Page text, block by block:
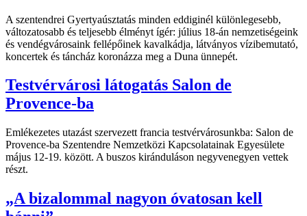
A szentendrei Gyertyaúsztatás minden eddiginél különlegesebb,
változatosabb és teljesebb élményt ígér: július 18-án nemzetiségeink
és vendégvárosaink fellépőinek kavalkádja, látványos vízibemutató,
koncertek és táncház koronázza meg a Duna ünnepét.
Testvérvárosi látogatás Salon de
Provence-ba
Emlékezetes utazást szervezett francia testvérvárosunkba: Salon de
Provence-ba Szentendre Nemzetközi Kapcsolatainak Egyesülete
május 12-19. között. A buszos kiránduláson negyvenegyen vettek
részt.
„A bizalommal nagyon óvatosan kell